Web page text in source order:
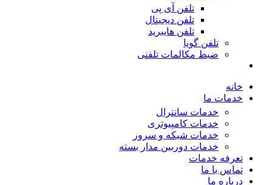
تلفن آی پی
تلفن دیجیتال
تلفن هایبرید
تلفن گویا
ضبط مکالمات تلفنی
خانه
خدمات ما
خدمات سانترال
خدمات کامپیوتری
خدمات شبکه و سرور
خدمات دوربین مدار بسته
تعرفه خدمات
تماس با ما
درباره ما